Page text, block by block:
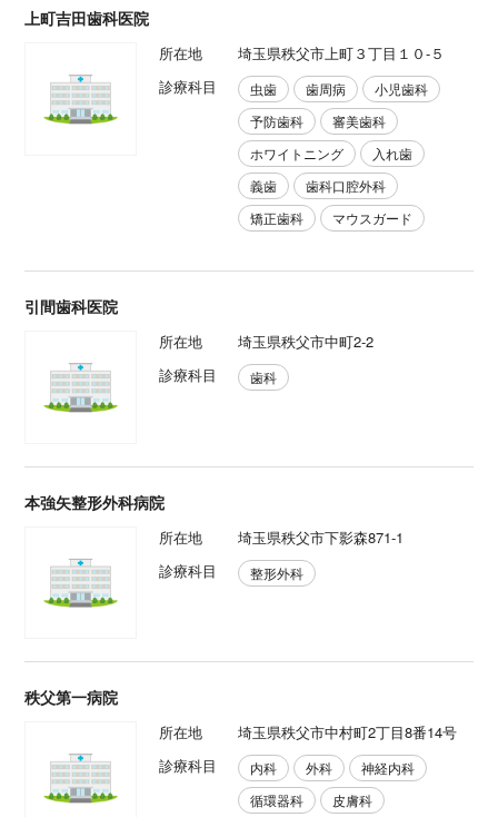
上町吉田歯科医院
所在地
埼玉県秩父市上町３丁目１０-５
診療科目
虫歯 歯周病
小児歯科
予防歯科
審美歯科
ホワイトニング
入れ歯
義歯
歯科口腔外科
矯正歯科
マウスガード
引間歯科医院
所在地
埼玉県秩父市中町2-2
診療科目
歯科
本強矢整形外科病院
所在地
埼玉県秩父市下影森871-1
診療科目
整形外科
秩父第一病院
所在地
埼玉県秩父市中村町2丁目8番14号
診療科目
内科 外科
神経内科
循環器科
皮膚科